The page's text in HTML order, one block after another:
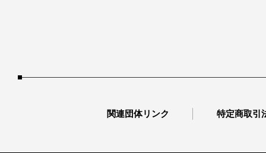
関連団体リンク 特定商取引